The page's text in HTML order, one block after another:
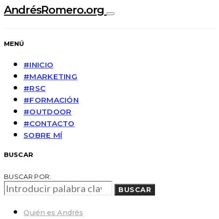
AndrésRomero.org
MENÚ
#INICIO
#MARKETING
#RSC
#FORMACIÓN
#OUTDOOR
#CONTACTO
SOBRE MÍ
BUSCAR
BUSCAR POR:
BUSCAR
Quién es Andrés